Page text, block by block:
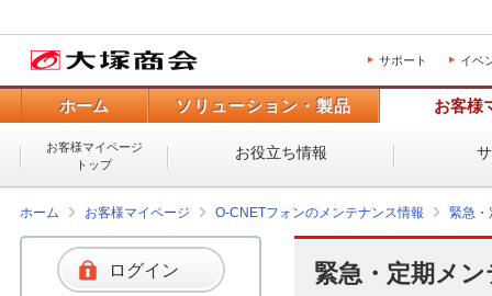
サポート イベ
ホーム ソリューション・製品 お客様
お客様マイページ
トップ
お役立ち情報
ホーム お客様マイページ O-CNETフォンのメンテナンス情報 緊急・
緊急・定期メ
ログイン